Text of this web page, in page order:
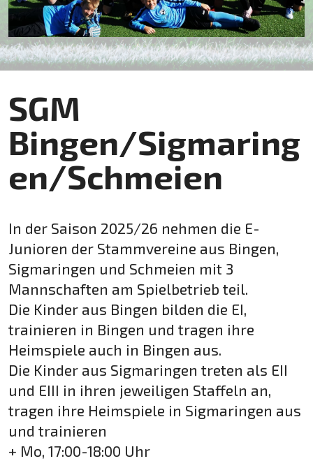
SGM
Bingen/Sigmaring
en/Schmeien
In der Saison 2025/26 nehmen die E-
Junioren der Stammvereine aus Bingen,
Sigmaringen und Schmeien mit 3
Mannschaften am Spielbetrieb teil.
Die Kinder aus Bingen bilden die EI,
trainieren in Bingen und tragen ihre
Heimspiele auch in Bingen aus.
Die Kinder aus Sigmaringen treten als EII
und EIII in ihren jeweiligen Staffeln an,
tragen ihre Heimspiele in Sigmaringen aus
und trainieren
+ Mo, 17:00-18:00 Uhr